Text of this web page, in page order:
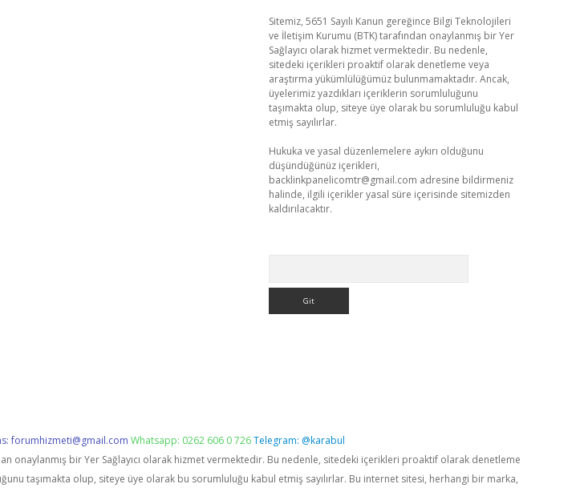
Sitemiz, 5651 Sayılı Kanun gereğince Bilgi Teknolojileri
ve İletişim Kurumu (BTK) tarafından onaylanmış bir Yer
Sağlayıcı olarak hizmet vermektedir. Bu nedenle,
sitedeki içerikleri proaktif olarak denetleme veya
araştırma yükümlülüğümüz bulunmamaktadır. Ancak,
üyelerimiz yazdıkları içeriklerin sorumluluğunu
taşımakta olup, siteye üye olarak bu sorumluluğu kabul
etmiş sayılırlar.
Hukuka ve yasal düzenlemelere aykırı olduğunu
düşündüğünüz içerikleri,
backlinkpanelicomtr@gmail.com adresine bildirmeniz
halinde, ilgili içerikler yasal süre içerisinde sitemizden
kaldırılacaktır.
forumhizmeti@gmail.com Whatsapp: 0262 606 0 726Telegram: @karabul
onaylanmış bir Yer Sağlayıcı olarak hizmet vermektedir. Bu nedenle, sitedeki içerikleri proaktif olarak denetleme
taşımakta olup, siteye üye olarak bu sorumluluğu kabul etmiş sayılırlar. Bu internet sitesi, herhangi bir marka,